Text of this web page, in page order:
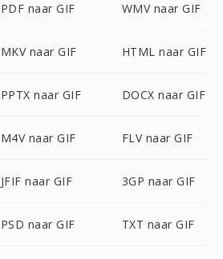
PDF naar GIF WMV naar GIF
MKV naar GIF HTML naar GIF
PPTX naar GIF DOCX naar GIF
M4V naar GIF FLV naar GIF
JFIF naar GIF 3GP naar GIF
PSD naar GIF TXT naar GIF